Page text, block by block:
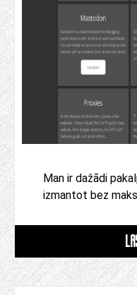
Man ir dažādi
izmantot bez